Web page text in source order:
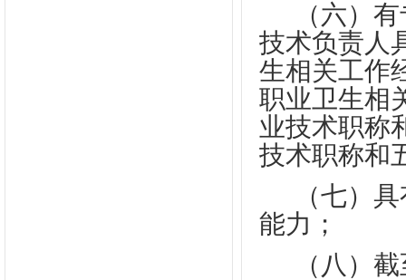
（六）
技术负责人
生相关工作
职业卫生相
业技术职称
技术职称和
（七）
能力；
（八）